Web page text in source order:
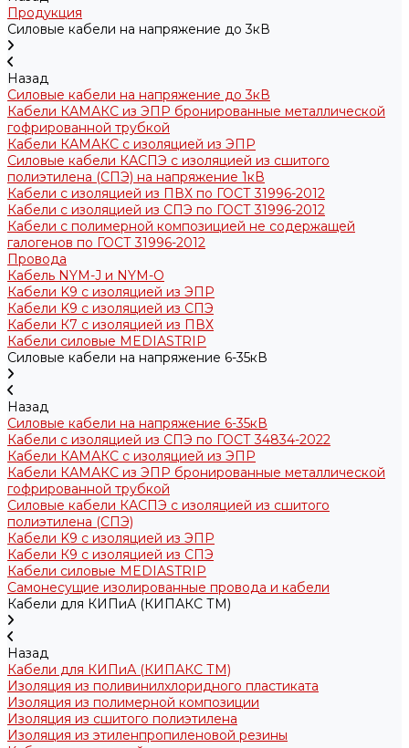
Продукция
Силовые кабели на напряжение до 3кВ
Назад
Силовые кабели на напряжение до 3кВ
Кабели КАМАКС из ЭПР бронированные металлической
гофрированной трубкой
Кабели КАМАКС с изоляцией из ЭПР
Силовые кабели КАСПЭ с изоляцией из сшитого
полиэтилена (СПЭ) на напряжение 1кВ
Кабели с изоляцией из ПВХ по ГОСТ 31996-2012
Кабели с изоляцией из СПЭ по ГОСТ 31996-2012
Кабели с полимерной композицией не содержащей
галогенов по ГОСТ 31996-2012
Провода
Кабель NYM-J и NYM-O
Кабели K9 с изоляцией из ЭПР
Кабели K9 с изоляцией из СПЭ
Кабели К7 с изоляцией из ПВХ
Кабели силовые MEDIASTRIP
Силовые кабели на напряжение 6-35кВ
Назад
Силовые кабели на напряжение 6-35кВ
Кабели с изоляцией из СПЭ по ГОСТ 34834-2022
Кабели КАМАКС с изоляцией из ЭПР
Кабели КАМАКС из ЭПР бронированные металлической
гофрированной трубкой
Силовые кабели КАСПЭ с изоляцией из сшитого
полиэтилена (СПЭ)
Кабели K9 с изоляцией из ЭПР
Кабели К9 с изоляцией из СПЭ
Кабели силовые MEDIASTRIP
Самонесущие изолированные провода и кабели
Кабели для КИПиА (КИПАКС ТМ)
Назад
Кабели для КИПиА (КИПАКС ТМ)
Изоляция из поливинилхлоридного пластиката
Изоляция из полимерной композиции
Изоляция из сшитого полиэтилена
Изоляция из этиленпропиленовой резины